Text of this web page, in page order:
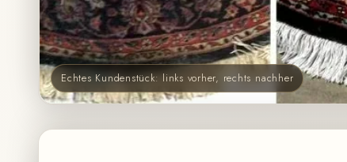
Echtes Kundenstück: links vorher, rechts nachher